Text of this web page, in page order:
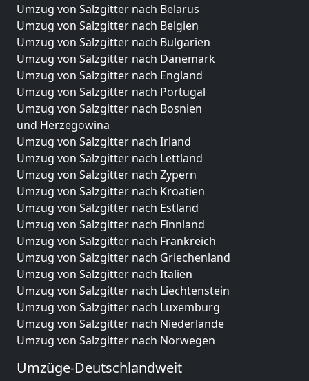
Umzug von Salzgitter nach Belarus
Umzug von Salzgitter nach Belgien
Umzug von Salzgitter nach Bulgarien
Umzug von Salzgitter nach Dänemark
Umzug von Salzgitter nach England
Umzug von Salzgitter nach Portugal
Umzug von Salzgitter nach Bosnien
und Herzegowina
Umzug von Salzgitter nach Irland
Umzug von Salzgitter nach Lettland
Umzug von Salzgitter nach Zypern
Umzug von Salzgitter nach Kroatien
Umzug von Salzgitter nach Estland
Umzug von Salzgitter nach Finnland
Umzug von Salzgitter nach Frankreich
Umzug von Salzgitter nach Griechenland
Umzug von Salzgitter nach Italien
Umzug von Salzgitter nach Liechtenstein
Umzug von Salzgitter nach Luxemburg
Umzug von Salzgitter nach Niederlande
Umzug von Salzgitter nach Norwegen
Umzüge-Deutschlandweit